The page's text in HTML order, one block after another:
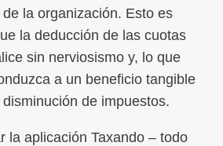
la organización. Esto es
la deducción de las cuotas
sin nerviosismo y, lo que
a un beneficio tangible
de impuestos.
la aplicación Taxando – todo